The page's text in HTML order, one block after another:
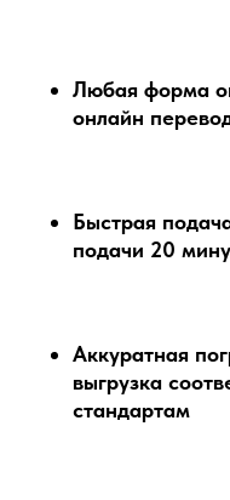
Любая форма
онлайн
Быстрая
подачи 20
Аккуратная
выгрузка
стандартам